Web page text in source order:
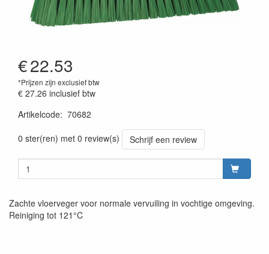
€22.53
*Prijzen zijn exclusief btw
€ 27.26 inclusief btw
Artikelcode: 70682
0 ster(ren) met 0 review(s)
Schrijf een review
Zachte vloerveger voor normale vervuiling in vochtige omgeving.
Reiniging tot 121°C